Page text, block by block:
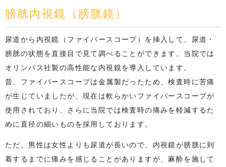
膀胱内視鏡（膀胱鏡）
尿道から内視鏡（ファイバースコープ）を挿入して、尿道・
膀胱の状態を直接目で見て調べることができます。当院では
オリンパス社製の高性能な内視鏡を導入しています。
昔、ファイバースコープは金属製だったため、検査時に苦痛
が生じていましたが、現在は軟らかいファイバースコープが
使用されており、さらに当院では検査時の痛みを軽減するた
めに直径の細いものを採用しております。
ただ、男性は女性よりも尿道が長いので、内視鏡が膀胱に到
着するまでに痛みを感じることがありますが、麻酔を施して